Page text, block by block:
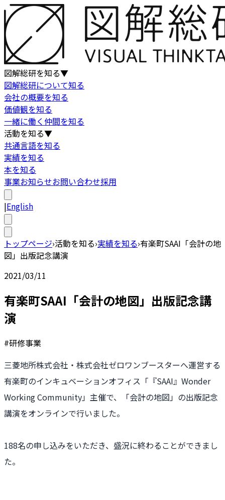
図解総研を知る▼
図解総研について知る
会社の概要を知る
価値観を知る
一緒に働く仲間を知る
活動を知る▼
共通言語を知る
実績を知る
本を知る
事業お知らせお問い合わせ採用
|English
トップページ›活動を知る›実績を知る›有楽町SAAI「会計の地
図」出版記念講演
2021/03/11
有楽町SAAI「会計の地図」出版記念講
演
#研修事業
三菱地所株式会社・株式会社ゼロワンブースターへ運営する
有楽町のインキュベーションオフィス「『SAAI』Wonder
Working Community」主催で、「会計の地図」の出版記念
講演をオンラインで行いました。
188名の申し込みをいただき、盛況に終わることができまし
た。